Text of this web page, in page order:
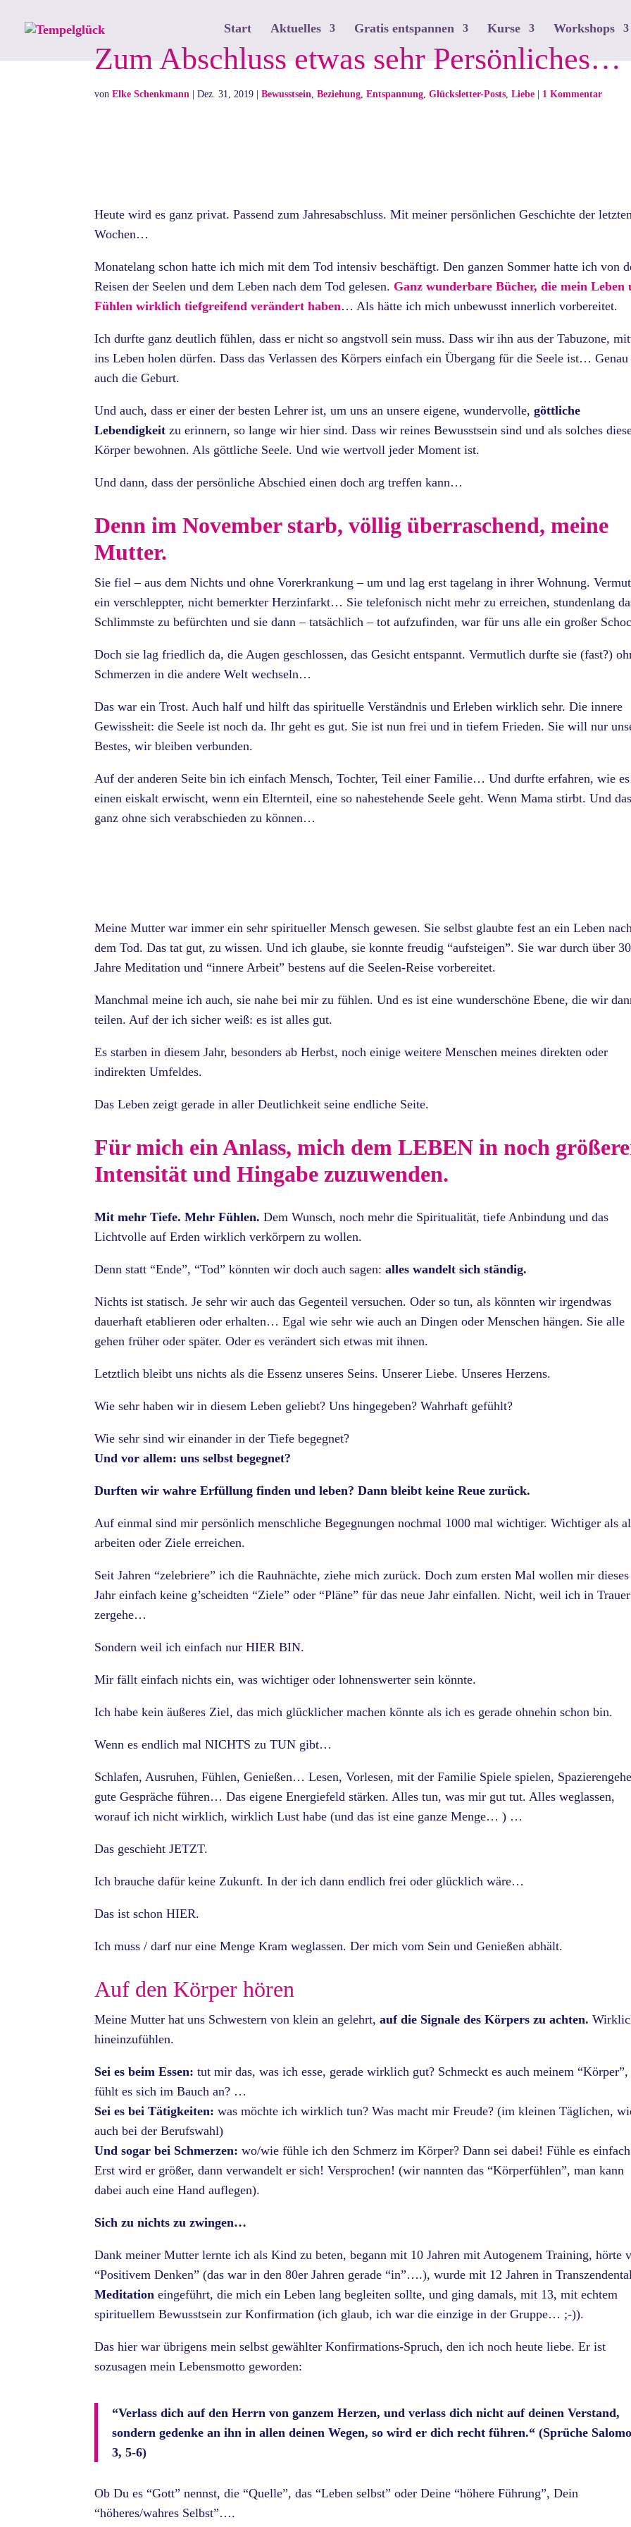
Start Aktuelles Gratis entspannen Kurse Workshops
Zum Abschluss etwas sehr Persönliches…
vonElke Schenkmann |Dez. 31, 2019 |Bewusstsein,Beziehung,Entspannung,Glücksletter-Posts,Liebe 1 Kommentar
Heute wird es ganz privat. Passend zum Jahresabschluss. Mit meiner persönlichen Geschichte der
Wochen…
Monatelang schon hatte ich mich mit dem Tod intensiv beschäftigt. Den ganzen Sommer hatte ich von
Reisen der Seelen und dem Leben nach dem Tod gelesen. Ganz wunderbare Bücher, die mein Leben
Fühlen wirklich tiefgreifend verändert haben… Als hätte ich mich unbewusst innerlich vorbereitet.
Ich durfte ganz deutlich fühlen, dass er nicht so angstvoll sein muss. Dass wir ihn aus der Tabuzone,
ins Leben holen dürfen. Dass das Verlassen des Körpers einfach ein Übergang für die Seele ist…
auch die Geburt.
Und auch, dass er einer der besten Lehrer ist, um uns an unsere eigene, wundervolle,göttliche
Lebendigkeit zu erinnern, so lange wir hier sind. Dass wir reines Bewusstsein sind und als solches
Körper bewohnen. Als göttliche Seele. Und wie wertvoll jeder Moment ist.
Und dann, dass der persönliche Abschied einen doch arg treffen kann…
Denn im November starb, völlig überraschend, meine
Mutter.
Sie fiel – aus dem Nichts und ohne Vorerkrankung – um und lag erst tagelang in ihrer Wohnung.
ein verschleppter, nicht bemerkter Herzinfarkt… Sie telefonisch nicht mehr zu erreichen, stundenlang
Schlimmste zu befürchten und sie dann – tatsächlich – tot aufzufinden, war für uns alle ein großer
Doch sie lag friedlich da, die Augen geschlossen, das Gesicht entspannt. Vermutlich durfte sie (fast?)
Schmerzen in die andere Welt wechseln…
Das war ein Trost. Auch half und hilft das spirituelle Verständnis und Erleben wirklich sehr. Die innere
Gewissheit: die Seele ist noch da. Ihr geht es gut. Sie ist nun frei und in tiefem Frieden. Sie will nur
Bestes, wir bleiben verbunden.
Auf der anderen Seite bin ich einfach Mensch, Tochter, Teil einer Familie… Und durfte erfahren, wie es
einen eiskalt erwischt, wenn ein Elternteil, eine so nahestehende Seele geht. Wenn Mama stirbt. Und
ganz ohne sich verabschieden zu können…
Meine Mutter war immer ein sehr spiritueller Mensch gewesen. Sie selbst glaubte fest an ein Leben
dem Tod. Das tat gut, zu wissen. Und ich glaube, sie konnte freudig “aufsteigen”. Sie war durch über 30
Jahre Meditation und “innere Arbeit” bestens auf die Seelen-Reise vorbereitet.
Manchmal meine ich auch, sie nahe bei mir zu fühlen. Und es ist eine wunderschöne Ebene, die wir
teilen. Auf der ich sicher weiß: es ist alles gut.
Es starben in diesem Jahr, besonders ab Herbst, noch einige weitere Menschen meines direkten oder
indirekten Umfeldes.
Das Leben zeigt gerade in aller Deutlichkeit seine endliche Seite.
Für mich ein Anlass, mich dem LEBEN in noch
Intensität und Hingabe zuzuwenden.
Mit mehr Tiefe. Mehr Fühlen. Dem Wunsch, noch mehr die Spiritualität, tiefe Anbindung und das
Lichtvolle auf Erden wirklich verkörpern zu wollen.
Denn statt “Ende”, “Tod” könnten wir doch auch sagen:alles wandelt sich ständig.
Nichts ist statisch. Je sehr wir auch das Gegenteil versuchen. Oder so tun, als könnten wir irgendwas
dauerhaft etablieren oder erhalten… Egal wie sehr wie auch an Dingen oder Menschen hängen. Sie alle
gehen früher oder später. Oder es verändert sich etwas mit ihnen.
Letztlich bleibt uns nichts als die Essenz unseres Seins. Unserer Liebe. Unseres Herzens.
Wie sehr haben wir in diesem Leben geliebt? Uns hingegeben? Wahrhaft gefühlt?
Wie sehr sind wir einander in der Tiefe begegnet?
Und vor allem: uns selbst begegnet?
Durften wir wahre Erfüllung finden und leben?Dann bleibt keine Reue zurück.
Auf einmal sind mir persönlich menschliche Begegnungen nochmal 1000 mal wichtiger. Wichtiger als
arbeiten oder Ziele erreichen.
Seit Jahren “zelebriere” ich die Rauhnächte, ziehe mich zurück. Doch zum ersten Mal wollen mir dieses
Jahr einfach keine g’scheidten “Ziele” oder “Pläne” für das neue Jahr einfallen. Nicht, weil ich in Trauer
zergehe…
Sondern weil ich einfach nur HIER BIN.
Mir fällt einfach nichts ein, was wichtiger oder lohnenswerter sein könnte.
Ich habe kein äußeres Ziel, das mich glücklicher machen könnte als ich es gerade ohnehin schon bin.
Wenn es endlich mal NICHTS zu TUN gibt…
Schlafen, Ausruhen, Fühlen, Genießen… Lesen, Vorlesen, mit der Familie Spiele spielen,
gute Gespräche führen… Das eigene Energiefeld stärken. Alles tun, was mir gut tut. Alles weglassen,
worauf ich nicht wirklich, wirklich Lust habe (und das ist eine ganze Menge… ) …
Das geschieht JETZT.
Ich brauche dafür keine Zukunft. In der ich dann endlich frei oder glücklich wäre…
Das ist schon HIER.
Ich muss / darf nur eine Menge Kram weglassen. Der mich vom Sein und Genießen abhält.
Auf den Körper hören
Meine Mutter hat uns Schwestern von klein an gelehrt,auf die Signale des Körpers zu achten.
hineinzufühlen.
Sei es beim Essen: tut mir das, was ich esse, gerade wirklich gut? Schmeckt es auch meinem
fühlt es sich im Bauch an? …
Sei es bei Tätigkeiten: was möchte ich wirklich tun? Was macht mir Freude? (im kleinen Täglichen,
auch bei der Berufswahl)
Und sogar bei Schmerzen: wo/wie fühle ich den Schmerz im Körper? Dann sei dabei! Fühle es
Erst wird er größer, dann verwandelt er sich! Versprochen! (wir nannten das “Körperfühlen”, man kann
dabei auch eine Hand auflegen).
Sich zu nichts zu zwingen…
Dank meiner Mutter lernte ich als Kind zu beten, begann mit 10 Jahren mit Autogenem Training, hörte
“Positivem Denken” (das war in den 80er Jahren gerade “in”….), wurde mit 12 Jahren in
Meditation eingeführt, die mich ein Leben lang begleiten sollte, und ging damals, mit 13, mit echtem
spirituellem Bewusstsein zur Konfirmation (ich glaub, ich war die einzige in der Gruppe… ;-)).
Das hier war übrigens mein selbst gewählter Konfirmations-Spruch, den ich noch heute liebe. Er ist
sozusagen mein Lebensmotto geworden:
“Verlass dich auf den Herrn von ganzem Herzen, und verlass dich nicht auf deinen Verstand,
sondern gedenke an ihn in allen deinen Wegen, so wird er dich recht führen.“ (Sprüche
3, 5-6)
Ob Du es “Gott” nennst, die “Quelle”, das “Leben selbst” oder Deine “höhere Führung”, Dein
“höheres/wahres Selbst”….